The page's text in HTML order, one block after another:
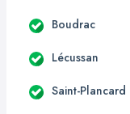
Boudrac
Lécussan
Saint-Plancard